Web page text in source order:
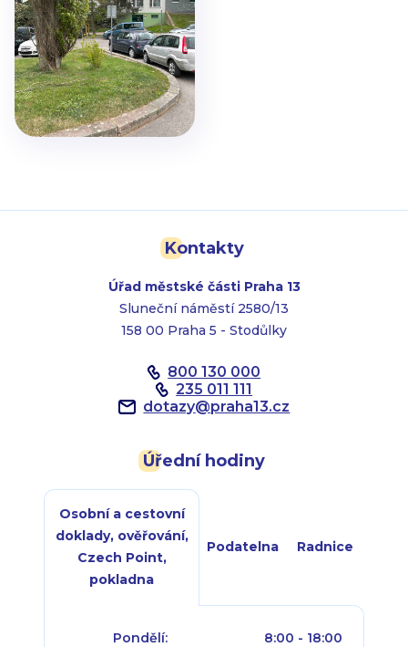
Kontakty
Úřad městské části Praha 13
Sluneční náměstí 2580/13
158 00 Praha 5 - Stodůlky
800 130 000
235 011 111
dotazy@praha13.cz
Úřední hodiny
Osobní a cestovní
doklady, ověřování,
Czech Point,
pokladna
Podatelna Radnice
Pondělí: 8:00 - 18:00